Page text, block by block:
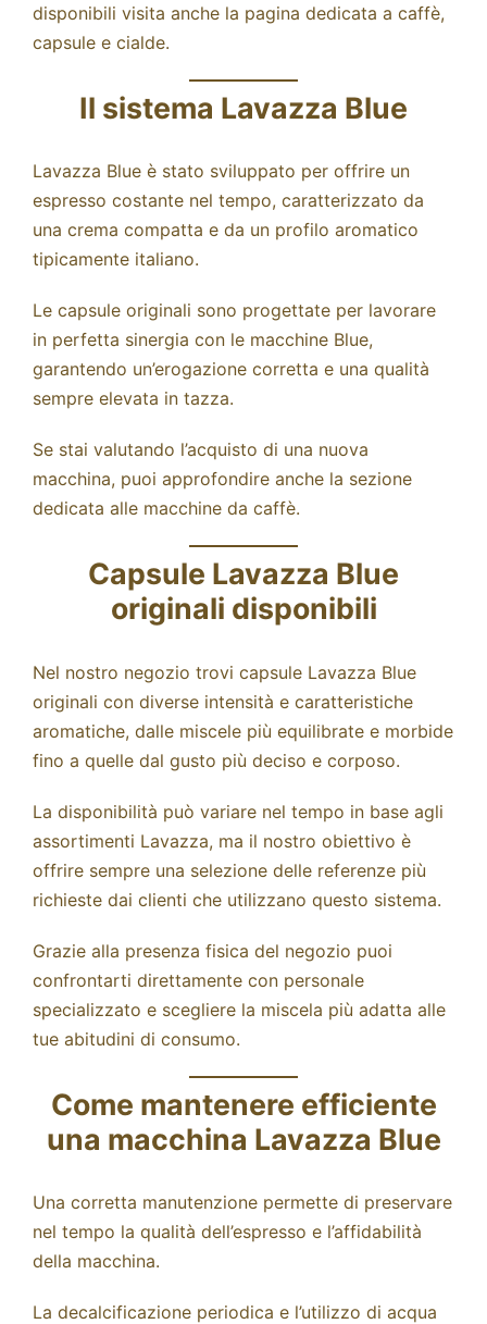
disponibili visita anche la pagina dedicata a caffè,
capsule e cialde.
Il sistema Lavazza Blue
Lavazza Blue è stato sviluppato per offrire un
espresso costante nel tempo, caratterizzato da
una crema compatta e da un profilo aromatico
tipicamente italiano.
Le capsule originali sono progettate per lavorare
in perfetta sinergia con le macchine Blue,
garantendo un’erogazione corretta e una qualità
sempre elevata in tazza.
Se stai valutando l’acquisto di una nuova
macchina, puoi approfondire anche la sezione
dedicata alle macchine da caffè.
Capsule Lavazza Blue
originali disponibili
Nel nostro negozio trovi capsule Lavazza Blue
originali con diverse intensità e caratteristiche
aromatiche, dalle miscele più equilibrate e morbide
fino a quelle dal gusto più deciso e corposo.
La disponibilità può variare nel tempo in base agli
assortimenti Lavazza, ma il nostro obiettivo è
offrire sempre una selezione delle referenze più
richieste dai clienti che utilizzano questo sistema.
Grazie alla presenza fisica del negozio puoi
confrontarti direttamente con personale
specializzato e scegliere la miscela più adatta alle
tue abitudini di consumo.
Come mantenere efficiente
una macchina Lavazza Blue
Una corretta manutenzione permette di preservare
nel tempo la qualità dell’espresso e l’affidabilità
della macchina.
La decalcificazione periodica e l’utilizzo di acqua